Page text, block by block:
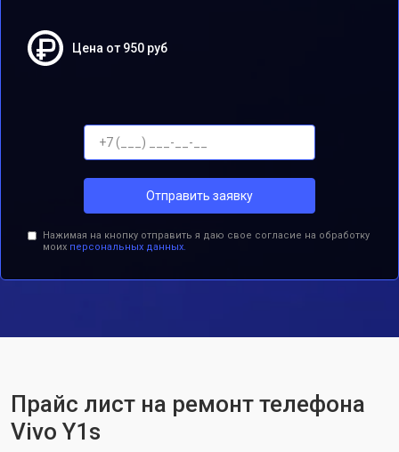
Цена от 950 руб
Отправить заявку
Нажимая на кнопку отправить я даю свое согласие на обработку
моих персональных данных.
Прайс лист на ремонт телефона
Vivo Y1s